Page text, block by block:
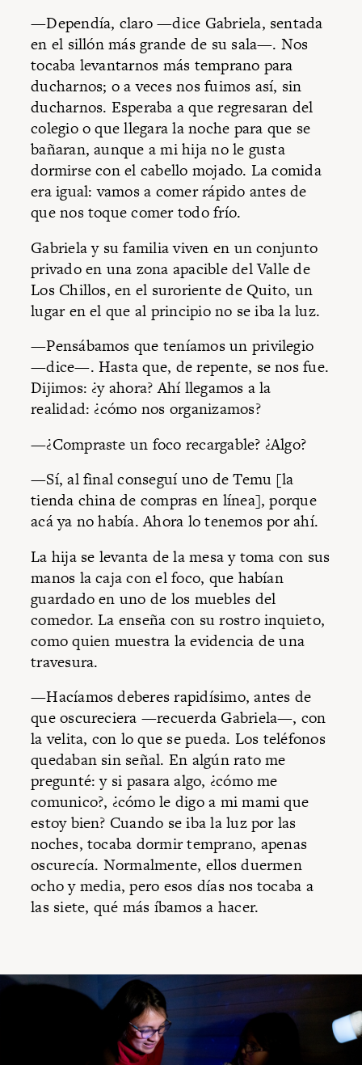
—Dependía, claro —dice Gabriela, sentada
en el sillón más grande de su sala—. Nos
tocaba levantarnos más temprano para
ducharnos; o a veces nos fuimos así, sin
ducharnos. Esperaba a que regresaran del
colegio o que llegara la noche para que se
bañaran, aunque a mi hija no le gusta
dormirse con el cabello mojado. La comida
era igual: vamos a comer rápido antes de
que nos toque comer todo frío.
Gabriela y su familia viven en un conjunto
privado en una zona apacible del Valle de
Los Chillos, en el suroriente de Quito, un
lugar en el que al principio no se iba la luz.
—Pensábamos que teníamos un privilegio
—dice—. Hasta que, de repente, se nos fue.
Dijimos: ¿y ahora? Ahí llegamos a la
realidad: ¿cómo nos organizamos?
—¿Compraste un foco recargable? ¿Algo?
—Sí, al final conseguí uno de Temu [la
tienda china de compras en línea], porque
acá ya no había. Ahora lo tenemos por ahí.
La hija se levanta de la mesa y toma con sus
manos la caja con el foco, que habían
guardado en uno de los muebles del
comedor. La enseña con su rostro inquieto,
como quien muestra la evidencia de una
travesura.
—Hacíamos deberes rapidísimo, antes de
que oscureciera —recuerda Gabriela—, con
la velita, con lo que se pueda. Los teléfonos
quedaban sin señal. En algún rato me
pregunté: y si pasara algo, ¿cómo me
comunico?, ¿cómo le digo a mi mami que
estoy bien? Cuando se iba la luz por las
noches, tocaba dormir temprano, apenas
oscurecía. Normalmente, ellos duermen
ocho y media, pero esos días nos tocaba a
las siete, qué más íbamos a hacer.